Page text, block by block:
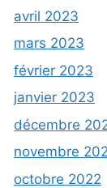
avril 2023
mars 2023
février 2023
janvier 2023
décembre
novembre
octobre 2022